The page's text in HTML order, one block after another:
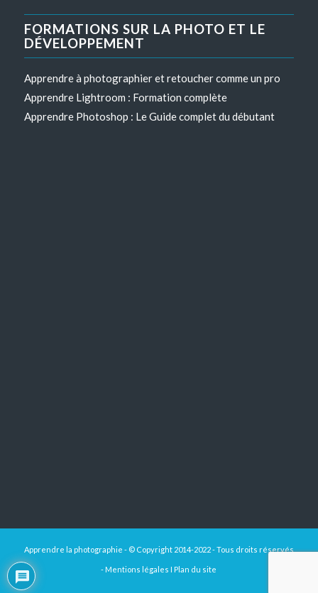
FORMATIONS SUR LA PHOTO ET LE
DÉVELOPPEMENT
Apprendre à photographier et retoucher comme un pro
Apprendre Lightroom : Formation complète
Apprendre Photoshop : Le Guide complet du débutant
Apprendre la photographie - © Copyright 2014-2022 - Tous droits réservés
- Mentions légales I Plan du site